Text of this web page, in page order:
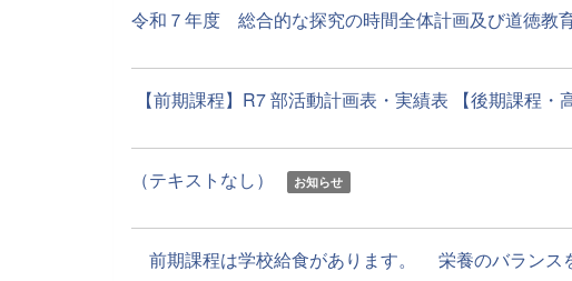
令和７年度 総合的な探究の時間全体計画及び道徳教
【前期課程】R7 部活動計画表・実績表 【後期課程・
（テキストなし） お知らせ
前期課程は学校給食があります。 栄養のバランス